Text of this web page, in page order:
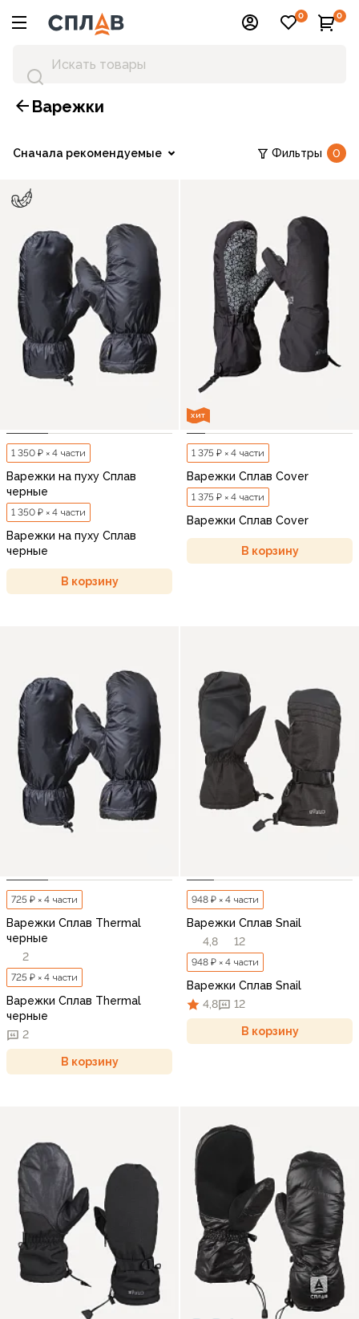
0 0
Варежки
Сначала рекомендуемые Фильтры 0
1 350 ₽ × 4 части
Варежки на пуху Сплав
черные
1 350 ₽ × 4 части
Варежки на пуху Сплав
черные
В корзину
ХИТ
1 375 ₽ × 4 части
Варежки Сплав Cover
1 375 ₽ × 4 части
Варежки Сплав Cover
В корзину
725 ₽ × 4 части
Варежки Сплав Thermal
черные
2
725 ₽ × 4 части
Варежки Сплав Thermal
черные
2
В корзину
948 ₽ × 4 части
Варежки Сплав Snail
4,8
12
948 ₽ × 4 части
Варежки Сплав Snail
4,8
12
В корзину